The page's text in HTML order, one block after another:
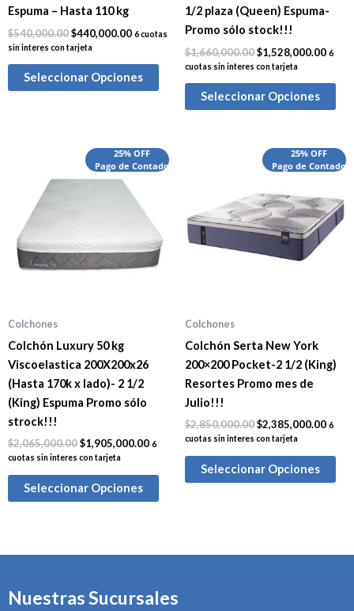
Espuma – Hasta 110 kg
$540,000.00$440,000.00 6 cuotas
sin interes con tarjeta
Seleccionar Opciones
1/2 plaza (Queen) Espuma-
Promo sólo stock!!!
$1,660,000.00$1,528,000.00 6
cuotas sin interes con tarjeta
Seleccionar Opciones
25% OFF
Pago de Contado
Colchones
Colchón Luxury 50 kg
Viscoelastica 200X200x26
(Hasta 170k x lado)- 2 1/2
(King) Espuma Promo sólo
strock!!!
$2,065,000.00
El
precio
original
$2,065,000.00.
$1,905,000.00
El
precio
$1,905,000.00.
6
cuotas sin interes con tarjeta
Seleccionar Opciones
25% OFF
Pago de Contado
Colchones
Colchón Serta New York
200×200 Pocket-2 1/2 (King)
Resortes Promo mes de
Julio!!!
$2,850,000.00
El
precio
era:
$2,850,000.00.
$2,385,000.00
El
6
cuotas sin interes con tarjeta
Seleccionar Opciones
Nuestras Sucursales